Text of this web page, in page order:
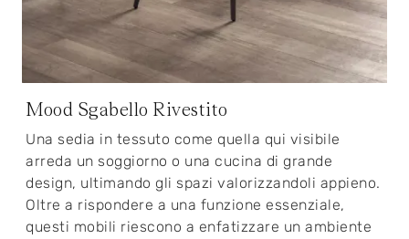
Mood Sgabello Rivestito
Una sedia in tessuto come quella qui visibile
arreda un soggiorno o una cucina di grande
design, ultimando gli spazi valorizzandoli appieno.
Oltre a rispondere a una funzione essenziale,
questi mobili riescono a enfatizzare un ambiente